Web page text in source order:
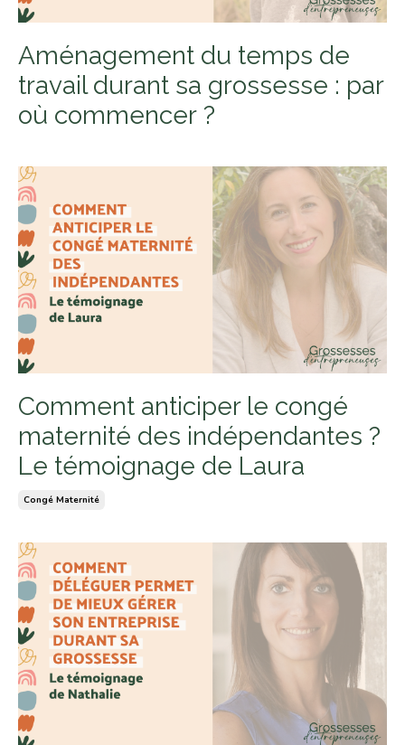
Aménagement du temps de
travail durant sa grossesse : par
où commencer ?
Comment anticiper le congé
maternité des indépendantes ?
Le témoignage de Laura
Congé Maternité